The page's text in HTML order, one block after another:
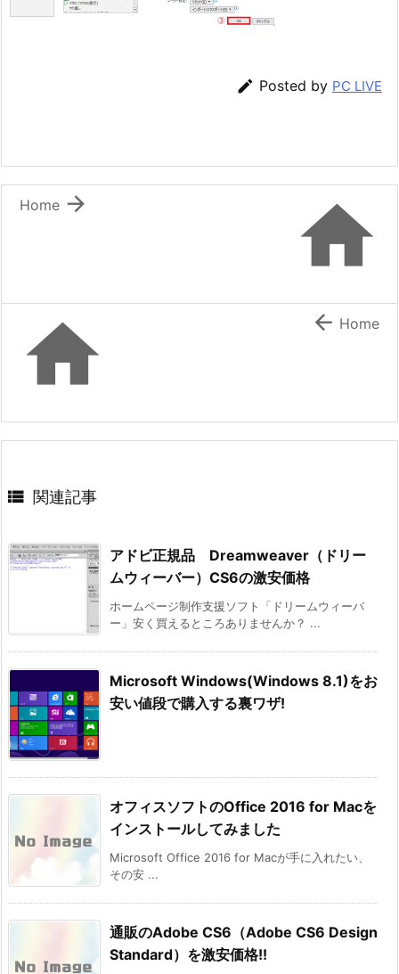
 Posted by PC LIVE


Home
  Home
 関連記事
アドビ正規品 Dreamweaver（ドリー
ムウィーバー）CS6の激安価格
ホームページ制作支援ソフト「ドリームウィーバ
ー」安く買えるところありませんか？ ...
Microsoft Windows(Windows 8.1)をお
安い値段で購入する裏ワザ!
オフィスソフトのOffice 2016 for Macを
インストールしてみました
Microsoft Office 2016 for Macが手に入れたい、
その安 ...
通販のAdobe CS6（Adobe CS6 Design
Standard）を激安価格!!